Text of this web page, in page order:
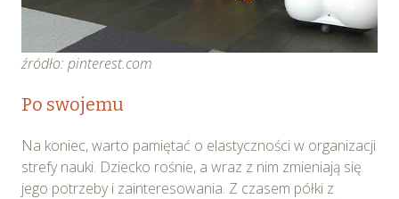
źródło: pinterest.com
Po swojemu
Na koniec, warto pamiętać o elastyczności w organizacji
strefy nauki. Dziecko rośnie, a wraz z nim zmieniają się
jego potrzeby i zainteresowania. Z czasem półki z